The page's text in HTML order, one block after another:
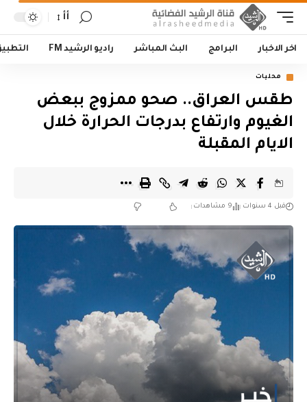
أأ
اخر الاخبار البرامج البث المباشر راديو الرشيد FM
محليات
طقس العراق.. صحو ممزوج ببعض
الغيوم وارتفاع بدرجات الحرارة خلال
الايام المقبلة
قبل 4 سنوات 9 مشاهدات